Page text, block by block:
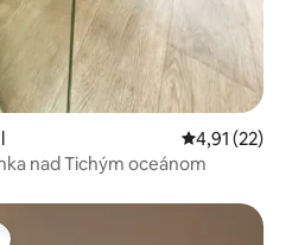
Priemerné
4,91 (22)
nad Tichým oceánom